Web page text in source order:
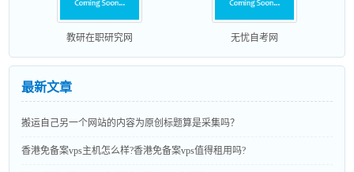
教研在职研究网 无忧自考网
最新文章
搬运自己另一个网站的内容为原创标题算是采集吗？
香港免备案vps主机怎么样?香港免备案vps值得租用吗?